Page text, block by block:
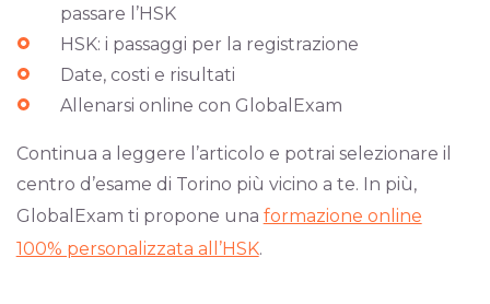
passare l’HSK
HSK: i passaggi per la registrazione
Date, costi e risultati
Allenarsi online con GlobalExam
Continua a leggere l’articolo e potrai selezionare il
centro d’esame di Torino più vicino a te. In più,
GlobalExam ti propone una formazione online
100% personalizzata all’HSK.